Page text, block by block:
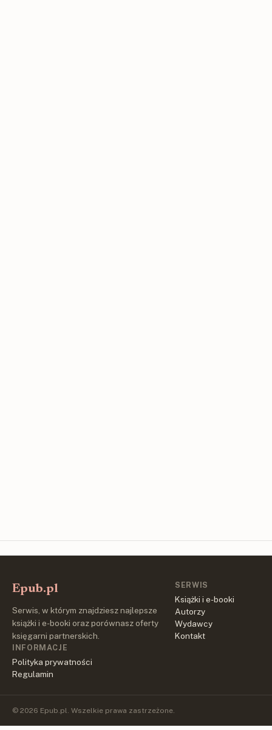
Epub.pl
Serwis, w którym znajdziesz najlepsze
książki i e-booki oraz porównasz oferty
księgarni partnerskich.
SERWIS
Książki i e-booki
Autorzy
Wydawcy
Kontakt
INFORMACJE
Polityka prywatności
Regulamin
© 2026 Epub.pl. Wszelkie prawa zastrzeżone.